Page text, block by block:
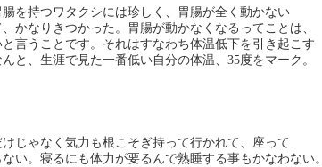
を持つワタクシには珍しく、胃腸が全く動かない
かなりきつかった。胃腸が動かなくなるってことは、
言うことです。それはすなわち体温低下を引き起こす
と、生涯で見た一番低い自分の体温、35度をマーク。
じゃなく気力も根こそぎ持って行かれて、座って
い。寝るにも体力が要るんで熟睡する事もかなわない。